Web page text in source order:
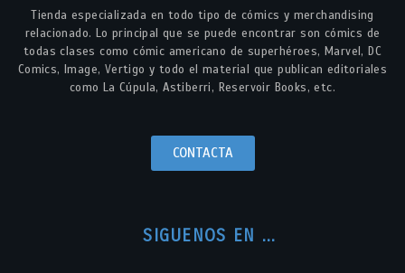
Tienda especializada en todo tipo de cómics y merchandising
relacionado. Lo principal que se puede encontrar son cómics de
todas clases como cómic americano de superhéroes, Marvel, DC
Comics, Image, Vertigo y todo el material que publican editoriales
como La Cúpula, Astiberri, Reservoir Books, etc.
CONTACTA
SIGUENOS EN ...